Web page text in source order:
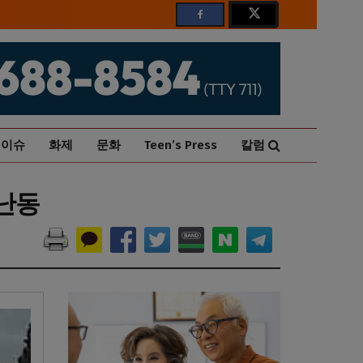
이슈 화제 문화 Teen’s Press 칼럼
동